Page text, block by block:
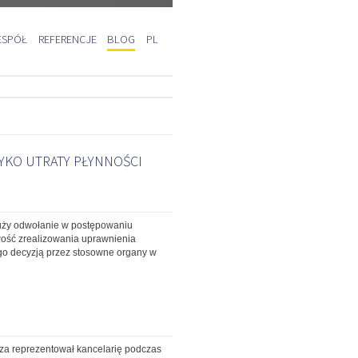
REFERENCJE BLOG PL
UTRATY PŁYNNOŚCI
odwołanie w postępowaniu
zrealizowania uprawnienia
decyzją przez stosowne organy w
reprezentował kancelarię podczas